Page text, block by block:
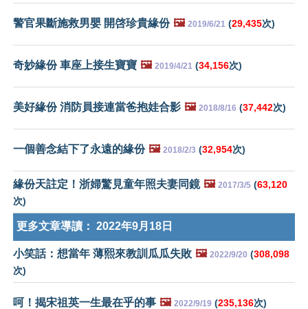
警官果斷施救男嬰 開啓珍貴緣份 🖼️ 2019/6/21 (29,435次)
奇妙緣份 車座上接生寶寶 🖼️ 2019/4/21 (34,156次)
美好緣份 消防員接連當爸抱娃合影 🖼️ 2018/8/16 (37,442次)
一個善念結下了永遠的緣份 🖼️ 2018/2/3 (32,954次)
緣份天註定！浙婦驚見童年照夫妻同鏡 🖼️ 2017/3/5 (63,120
次)
更多文章導讀： 2022年9月18日
小笑話：想當年 薄熙來教訓瓜瓜失敗 🖼️ 2022/9/20 (308,098
次)
呵！揭宋祖英一生最在乎的事 🖼️ 2022/9/19 (235,136次)